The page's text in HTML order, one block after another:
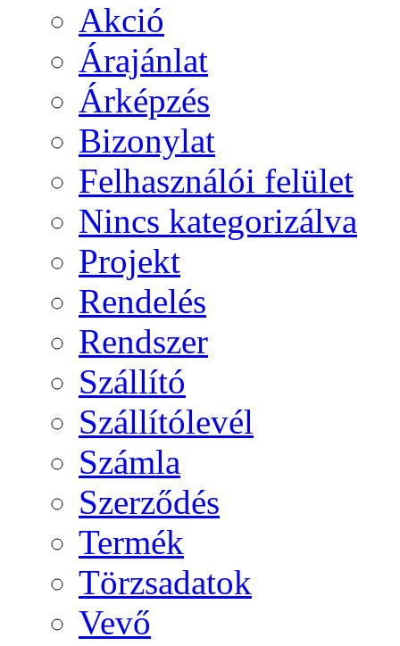
Akció
Árajánlat
Árképzés
Bizonylat
Felhasználói felület
Nincs kategorizálva
Projekt
Rendelés
Rendszer
Szállító
Szállítólevél
Számla
Szerződés
Termék
Törzsadatok
Vevő